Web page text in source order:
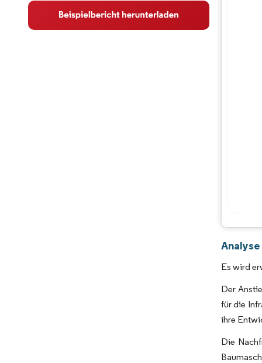
Wichtige Markttrends
Es wird
Der
für die
ihre
Die